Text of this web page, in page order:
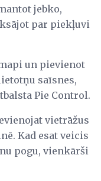
jebko,
par piekļuvi
un pievienot
saīsnes,
Pie Control.
vietrāžus
Kad esat veicis
pogu, vienkārši